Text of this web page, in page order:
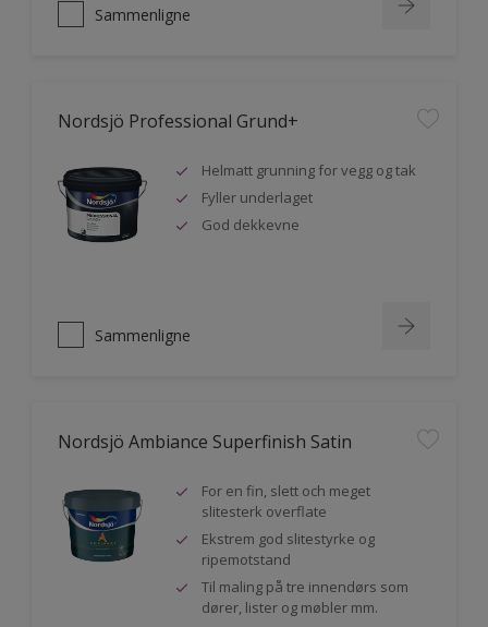
Sammenligne
Nordsjö Professional Grund+
Helmatt grunning for vegg og tak
Fyller underlaget
God dekkevne
Sammenligne
Nordsjö Ambiance Superfinish Satin
For en fin, slett och meget
slitesterk overflate
Ekstrem god slitestyrke og
ripemotstand
Til maling på tre innendørs som
dører, lister og møbler mm.